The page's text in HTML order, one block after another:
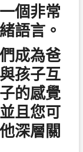
個非常
語言。
成為爸
孩子互
的感覺
且您可
深層關